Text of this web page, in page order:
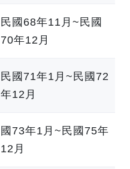
民國68年11月~民國
70年12月
民國71年1月~民國72
年12月
國73年1月~民國75年
12月